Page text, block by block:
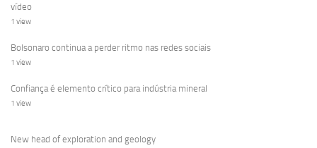
vídeo
1 view
Bolsonaro continua a perder ritmo nas redes sociais
1 view
Confiança é elemento crítico para indústria mineral
1 view
New head of exploration and geology